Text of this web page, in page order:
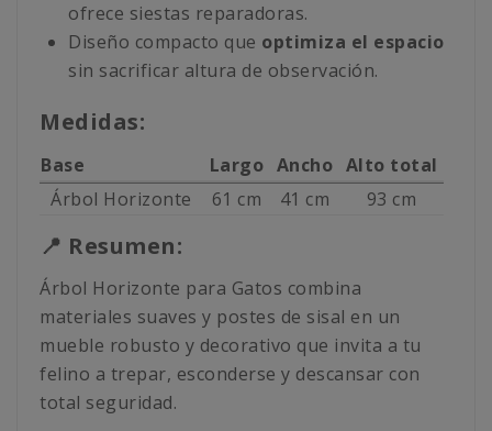
ofrece siestas reparadoras.
Diseño compacto que optimiza el espacio
sin sacrificar altura de observación.
Medidas:
Base Largo Ancho Alto total
Árbol Horizonte
61 cm 41 cm 93 cm
📍 Resumen:
Árbol Horizonte para Gatos combina
materiales suaves y postes de sisal en un
mueble robusto y decorativo que invita a tu
felino a trepar, esconderse y descansar con
total seguridad.